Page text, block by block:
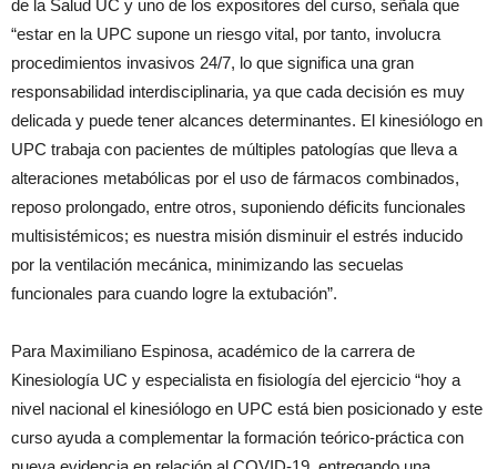
de la Salud UC y uno de los expositores del curso, señala que
“estar en la UPC supone un riesgo vital, por tanto, involucra
procedimientos invasivos 24/7, lo que significa una gran
responsabilidad interdisciplinaria, ya que cada decisión es muy
delicada y puede tener alcances determinantes. El kinesiólogo en
UPC trabaja con pacientes de múltiples patologías que lleva a
alteraciones metabólicas por el uso de fármacos combinados,
reposo prolongado, entre otros, suponiendo déficits funcionales
multisistémicos; es nuestra misión disminuir el estrés inducido
por la ventilación mecánica, minimizando las secuelas
funcionales para cuando logre la extubación”.
Para Maximiliano Espinosa, académico de la carrera de
Kinesiología UC y especialista en fisiología del ejercicio “hoy a
nivel nacional el kinesiólogo en UPC está bien posicionado y este
curso ayuda a complementar la formación teórico-práctica con